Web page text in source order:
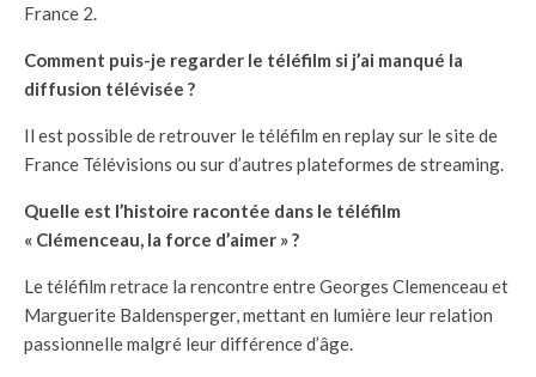
France 2.
Comment puis-je regarder le téléfilm si j’ai manqué la
diffusion télévisée ?
Il est possible de retrouver le téléfilm en replay sur le site de
France Télévisions ou sur d’autres plateformes de streaming.
Quelle est l’histoire racontée dans le téléfilm
« Clémenceau, la force d’aimer » ?
Le téléfilm retrace la rencontre entre Georges Clemenceau et
Marguerite Baldensperger, mettant en lumière leur relation
passionnelle malgré leur différence d’âge.